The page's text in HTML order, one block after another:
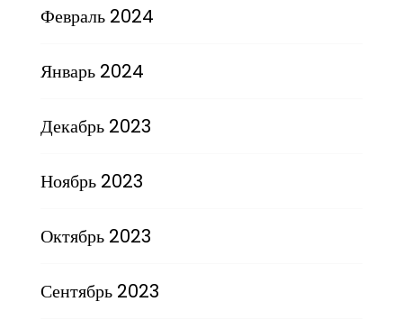
Февраль 2024
Январь 2024
Декабрь 2023
Ноябрь 2023
Октябрь 2023
Сентябрь 2023